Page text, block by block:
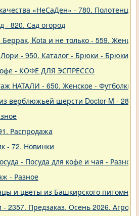
«НеСаДен» - 780.
820. Сад огород
Беррак, Kota и не только - 559.
- 950. Каталог - Брюки - Брюки
- КОФЕ ДЛЯ ЭСПРЕССО
НАТАЛИ - 650. Женское - Футболки,
верблюжьей шерсти Doctor-M -
Распродажа
- 72. Новинки
- Посуда для кофе и чая - Разное
- Разное
и цветы из Башкирского
2357. Предзаказ. Осень 2026.